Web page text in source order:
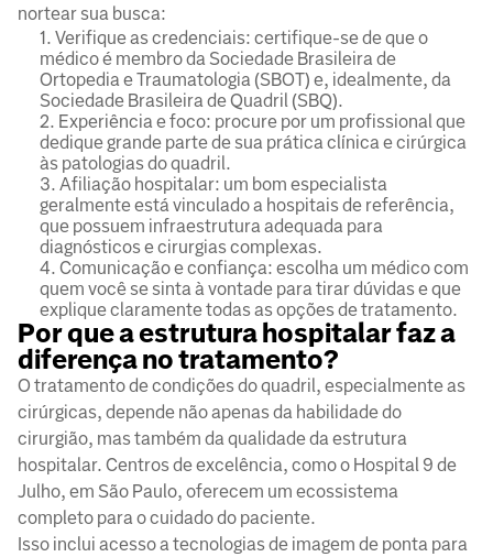
nortear sua busca:
Verifique as credenciais: certifique-se de que o
médico é membro da Sociedade Brasileira de
Ortopedia e Traumatologia (SBOT) e, idealmente, da
Sociedade Brasileira de Quadril (SBQ).
Experiência e foco: procure por um profissional que
dedique grande parte de sua prática clínica e cirúrgica
às patologias do quadril.
Afiliação hospitalar: um bom especialista
geralmente está vinculado a hospitais de referência,
que possuem infraestrutura adequada para
diagnósticos e cirurgias complexas.
Comunicação e confiança: escolha um médico com
quem você se sinta à vontade para tirar dúvidas e que
explique claramente todas as opções de tratamento.
Por que a estrutura hospitalar faz a
diferença no tratamento?
O tratamento de condições do quadril, especialmente as
cirúrgicas, depende não apenas da habilidade do
cirurgião, mas também da qualidade da estrutura
hospitalar. Centros de excelência, como o Hospital 9 de
Julho, em São Paulo, oferecem um ecossistema
completo para o cuidado do paciente.
Isso inclui acesso a tecnologias de imagem de ponta para